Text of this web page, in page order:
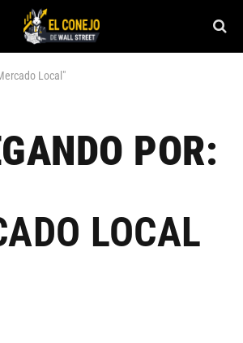
Local"
POR:
LOCAL